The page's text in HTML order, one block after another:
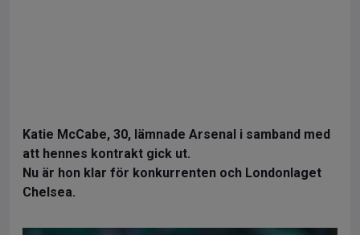
Katie McCabe, 30, lämnade Arsenal i samband med
att hennes kontrakt gick ut.
Nu är hon klar för konkurrenten och Londonlaget
Chelsea.